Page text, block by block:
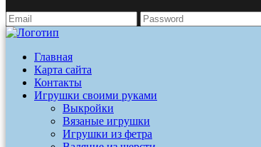
Главная
Карта сайта
Контакты
Игрушки своими руками
Выкройки
Вязаные игрушки
Игрушки из фетра